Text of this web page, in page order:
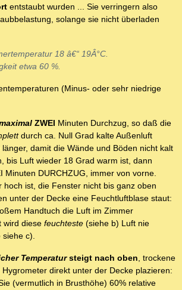
entstaubt wurden ... Sie verringern also
solange sie nicht überladen
18 â€“ 19Â°C.
etwa 60 %.
(Minus- oder sehr niedrige
ZWEI Minuten Durchzug, so daß die
durch ca. Null Grad kalte Außenluft
damit die Wände und Böden nicht kalt
bis Luft wieder 18 Grad warm ist, dann
Minuten DURCHZUG, immer von vorne.
hoch ist, die Fenster nicht bis ganz oben
unter der Decke eine Feuchtluftblase staut:
Handtuch die Luft im Zimmer
wird diese feuchteste (siehe b) Luft nie
siehe c).
Temperatursteigt nach oben, trockene
direkt unter der Decke plazieren:
(vermutlich in Brusthöhe) 60% relative